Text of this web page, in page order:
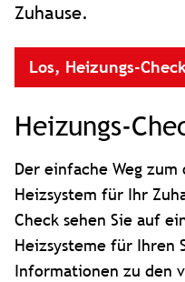
Zuhause.
Los, Heizungs-
Heizungs-
Der einfache Weg
Heizsystem für Ihr
Check sehen Sie auf
Heizsysteme für Ihren
Informationen zu den